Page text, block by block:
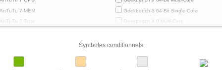
AnTuTu 7 MEM
AnTuTu 7 Total
Geekbench 3 64-Bit Single-Core
Geekbench 4.0 Multi-Core
Geekbench 4.4 Multi-Core
Symboles conditionnels